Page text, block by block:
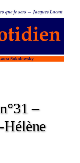
–
Hélène